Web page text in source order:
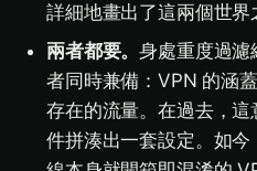
詳細地畫出了這兩個世界
兩者都要。身處重度過濾
者同時兼備：VPN 的涵
存在的流量。在過去，
件拼湊出一套設定。如